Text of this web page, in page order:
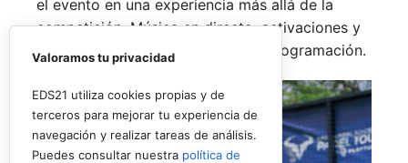
el evento en una experiencia más allá de la
competición. Música en directo, activaciones y
espacios de ocio completarán la programación.
Valoramos tu privacidad
EDS21 utiliza cookies propias y de
terceros para mejorar tu experiencia de
navegación y realizar tareas de análisis.
Puedes consultar nuestra política de